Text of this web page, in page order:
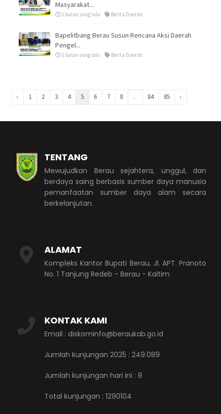
Masyarakat...
1 bulan yang lalu Berita Daerah
Bapelitbang Berau Susun Rencana Aksi Daerah
Pengel...
1 bulan yang lalu Berita Daerah
‹ 1 2 3 4 5 6 7 8 ... 84 85 ›
TENTANG
Mewujudkan Berau sejahtera, unggul, dan
berdaya saing berbasis sumber daya manusia
pemanfaatan sumber daya alam secara
berkelanjutan.
ALAMAT
Kompleks Kantor Bupati Berau, Jl. APT. Pranoto
No. 1 Tanjung Redeb - Berau - Kaltim
KONTAK KAMI
Email : diskominfo@beraukab.go.id
Jumlah kunjungan 2025 : 249.089
Jumlah kunjungan hari ini : 9
Total kunjungan : 1290104